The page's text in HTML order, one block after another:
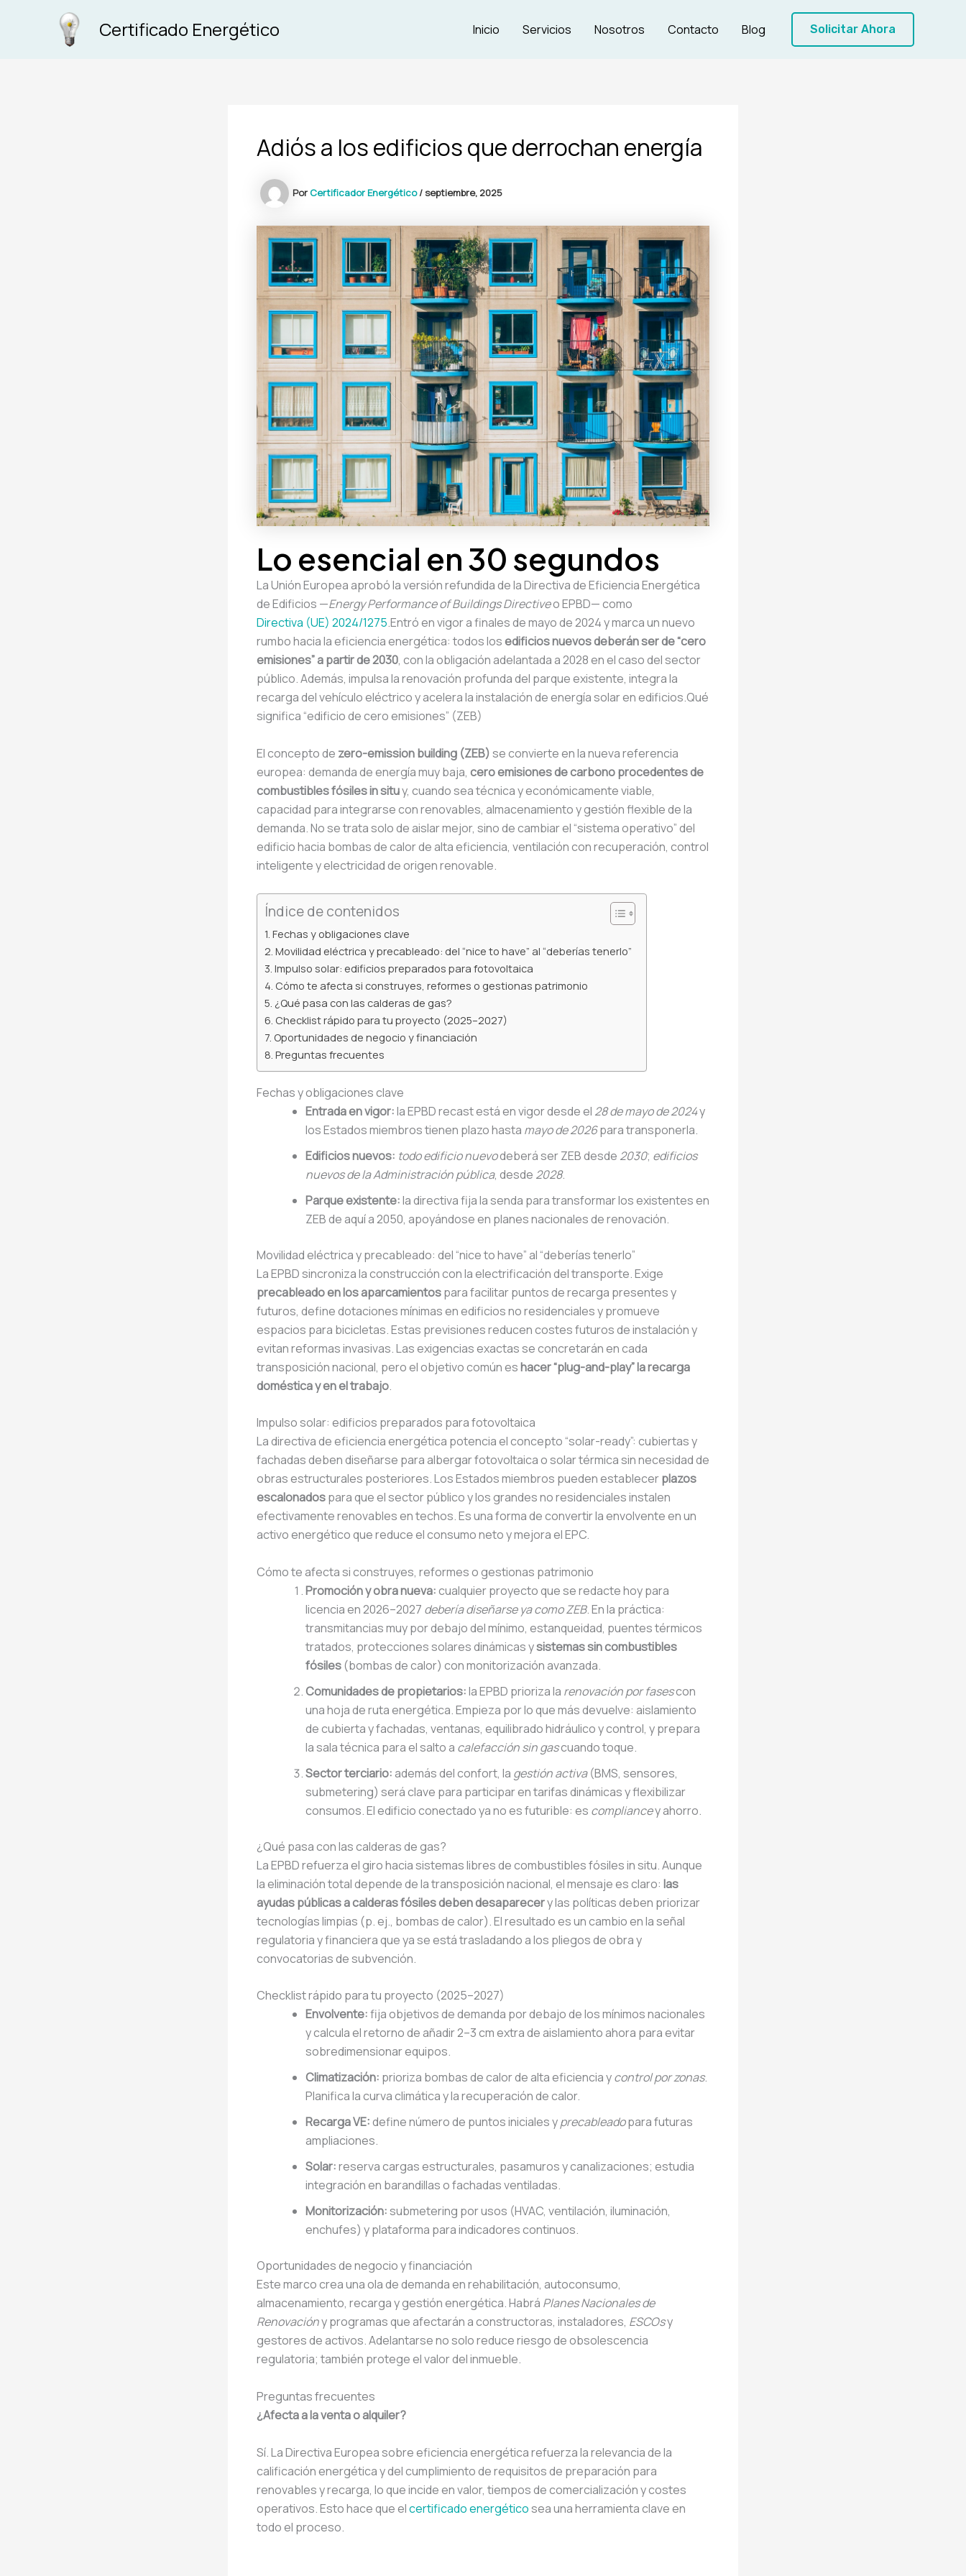
Certificado Energético Inicio Servicios Nosotros Contacto Blog Solicitar Ahora
Adiós a los edificios que derrochan energía
Por Certificador Energético/septiembre, 2025
Lo esencial en 30 segundos
La Unión Europea aprobó la versión refundida de la Directiva de Eficiencia Energética
de Edificios —Energy Performance of Buildings Directiveo EPBD— como
Directiva (UE) 2024/1275.Entró en vigor a finales de mayo de 2024 y marca un nuevo
rumbo hacia la eficiencia energética: todos los edificios nuevos deberán ser de “cero
emisiones” a partir de 2030, con la obligación adelantada a 2028 en el caso del sector
público. Además, impulsa la renovación profunda del parque existente, integra la
recarga del vehículo eléctrico y acelera la instalación de energía solar en edificios.Qué
significa “edificio de cero emisiones” (ZEB)
El concepto de zero-emission building (ZEB)se convierte en la nueva referencia
europea: demanda de energía muy baja, cero emisiones de carbono procedentes de
combustibles fósiles in situy, cuando sea técnica y económicamente viable,
capacidad para integrarse con renovables, almacenamiento y gestión flexible de la
demanda. No se trata solo de aislar mejor, sino de cambiar el “sistema operativo” del
edificio hacia bombas de calor de alta eficiencia, ventilación con recuperación, control
inteligente y electricidad de origen renovable.
Índice de contenidos
Fechas y obligaciones clave
Movilidad eléctrica y precableado: del “nice to have” al “deberías tenerlo”
Impulso solar: edificios preparados para fotovoltaica
Cómo te afecta si construyes, reformes o gestionas patrimonio
¿Qué pasa con las calderas de gas?
Checklist rápido para tu proyecto (2025–2027)
Oportunidades de negocio y financiación
Preguntas frecuentes
Fechas y obligaciones clave
Entrada en vigor:la EPBD recast está en vigor desde el 28 de mayo de 2024y
los Estados miembros tienen plazo hasta mayo de 2026para transponerla.
Edificios nuevos: todo edificio nuevodeberá ser ZEB desde 2030; edificios
nuevos de la Administración pública, desde 2028.
Parque existente:la directiva fija la senda para transformar los existentes en
ZEB de aquí a 2050, apoyándose en planes nacionales de renovación.
Movilidad eléctrica y precableado: del “nice to have” al “deberías tenerlo”
La EPBD sincroniza la construcción con la electrificación del transporte. Exige
precableado en los aparcamientospara facilitar puntos de recarga presentes y
futuros, define dotaciones mínimas en edificios no residenciales y promueve
espacios para bicicletas. Estas previsiones reducen costes futuros de instalación y
evitan reformas invasivas. Las exigencias exactas se concretarán en cada
transposición nacional, pero el objetivo común eshacer “plug-and-play” la recarga
doméstica y en el trabajo.
Impulso solar: edificios preparados para fotovoltaica
La directiva de eficiencia energética potencia el concepto “solar-ready”: cubiertas y
fachadas deben diseñarse para albergar fotovoltaica o solar térmica sin necesidad de
obras estructurales posteriores. Los Estados miembros pueden establecerplazos
escalonadospara que el sector público y los grandes no residenciales instalen
efectivamente renovables en techos. Es una forma de convertir la envolvente en un
activo energético que reduce el consumo neto y mejora el EPC.
Cómo te afecta si construyes, reformes o gestionas patrimonio
Promoción y obra nueva:cualquier proyecto que se redacte hoy para
licencia en 2026–2027 debería diseñarse ya como ZEB. En la práctica:
transmitancias muy por debajo del mínimo, estanqueidad, puentes térmicos
tratados, protecciones solares dinámicas ysistemas sin combustibles
fósiles(bombas de calor) con monitorización avanzada.
Comunidades de propietarios:la EPBD prioriza la renovación por fasescon
una hoja de ruta energética. Empieza por lo que más devuelve: aislamiento
de cubierta y fachadas, ventanas, equilibrado hidráulico y control, y prepara
la sala técnica para el salto a calefacción sin gascuando toque.
Sector terciario:además del confort, la gestión activa(BMS, sensores,
submetering) será clave para participar en tarifas dinámicas y flexibilizar
consumos. El edificio conectado ya no es futurible: es compliancey ahorro.
¿Qué pasa con las calderas de gas?
La EPBD refuerza el giro hacia sistemas libres de combustibles fósiles in situ. Aunque
la eliminación total depende de la transposición nacional, el mensaje es claro: las
ayudas públicas a calderas fósiles deben desaparecery las políticas deben priorizar
tecnologías limpias (p. ej., bombas de calor). El resultado es un cambio en la señal
regulatoria y financiera que ya se está trasladando a los pliegos de obra y
convocatorias de subvención.
Checklist rápido para tu proyecto (2025–2027)
Envolvente:fija objetivos de demanda por debajo de los mínimos nacionales
y calcula el retorno de añadir 2–3 cm extra de aislamiento ahora para evitar
sobredimensionar equipos.
Climatización: prioriza bombas de calor de alta eficiencia ycontrol por zonas.
Planifica la curva climática y la recuperación de calor.
Recarga VE:define número de puntos iniciales yprecableadopara futuras
ampliaciones.
Solar:reserva cargas estructurales, pasamuros y canalizaciones; estudia
integración en barandillas o fachadas ventiladas.
Monitorización:submetering por usos (HVAC, ventilación, iluminación,
enchufes) y plataforma para indicadores continuos.
Oportunidades de negocio y financiación
Este marco crea una ola de demanda en rehabilitación, autoconsumo,
almacenamiento, recarga y gestión energética. Habrá Planes Nacionales de
Renovacióny programas que afectarán a constructoras, instaladores, ESCOsy
gestores de activos. Adelantarse no solo reduce riesgo de obsolescencia
regulatoria; también protege el valor del inmueble.
Preguntas frecuentes
¿Afecta a la venta o alquiler?
Sí. La Directiva Europea sobre eficiencia energética refuerza la relevancia de la
calificación energética y del cumplimiento de requisitos de preparación para
renovables y recarga, lo que incide en valor, tiempos de comercialización y costes
operativos. Esto hace que elcertificado energéticosea una herramienta clave en
todo el proceso.